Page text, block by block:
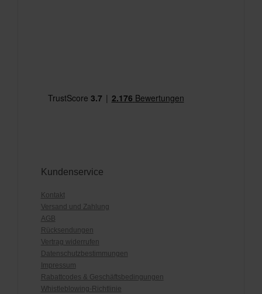
Kundenservice
Kontakt
Versand und Zahlung
AGB
Rücksendungen
Vertrag widerrufen
Datenschutzbestimmungen
Impressum
Rabattcodes & Geschäftsbedingungen
Whistleblowing-Richtlinie